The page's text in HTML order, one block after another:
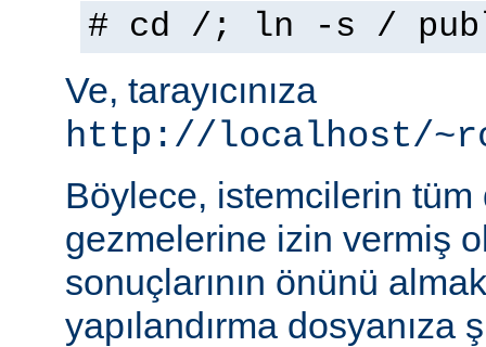
# cd /; ln -s /
Ve, tarayıcınıza
http://localhost/
Böylece, istemcilerin
gezmelerine izin vermiş
sonuçlarının önünü
yapılandırma dosyanıza